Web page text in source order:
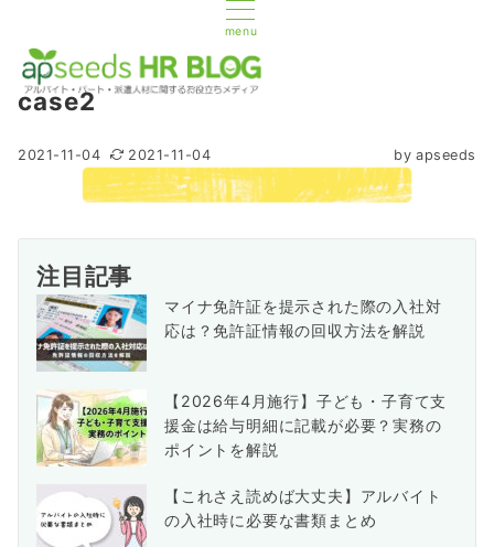
menu
case2
2021-11-04 2021-11-04 by apseeds
注目記事
マイナ免許証を提示された際の入社対
応は？免許証情報の回収方法を解説
【2026年4月施行】子ども・子育て支
援金は給与明細に記載が必要？実務の
ポイントを解説
【これさえ読めば大丈夫】アルバイト
の入社時に必要な書類まとめ